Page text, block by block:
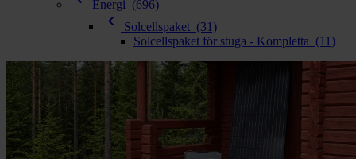
Toalett
Grill & Fritid chevron_right
Reservdelar chevron_right
Energi (696)
chevron_left Solcellspaket (31)
Solcellspaket för stuga - Kompletta (11)